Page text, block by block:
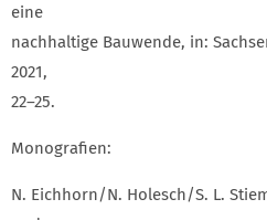
eine
nachhaltige Bauwende, in:
2021,
22–25.
Monografien:
N. Eichhorn/N. Holesch/S. L.